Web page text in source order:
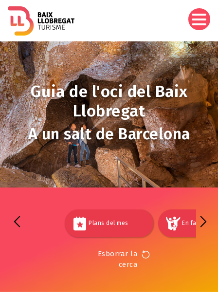
Imagen
Guia de l'oci del Baix
Llobregat
A un salt de Barcelona
Plans del mes En família
Esborrar la
cerca